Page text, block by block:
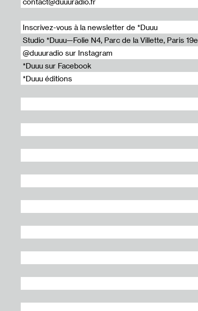
Inscrivez-vous à la newsletter de *Duuu
Studio *Duuu—Folie N4, Parc de la Villette, Paris 19e
@duuuradio sur Instagram
*Duuu sur Facebook
*Duuu éditions